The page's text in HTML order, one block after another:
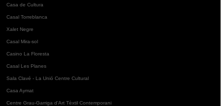
Casa de Cultura
Casal Torreblanca
Xalet Negre
Casal Mira-sol
Casino La Floresta
Casal Les Planes
Sala Clavé - La Unió Centre Cultural
Casa Aymat
Centre Grau-Garriga d'Art Tèxtil Contemporani